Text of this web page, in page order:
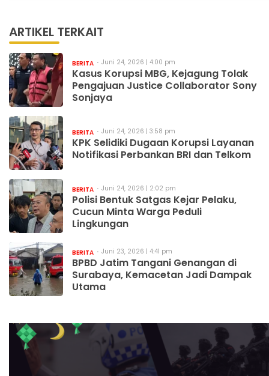
ARTIKEL TERKAIT
BERITA Juni 24, 2026 | 4:00 pm
Kasus Korupsi MBG, Kejagung Tolak
Pengajuan Justice Collaborator Sony
Sonjaya
BERITA Juni 24, 2026 | 3:58 pm
KPK Selidiki Dugaan Korupsi Layanan
Notifikasi Perbankan BRI dan Telkom
BERITA Juni 24, 2026 | 2:02 pm
Polisi Bentuk Satgas Kejar Pelaku,
Cucun Minta Warga Peduli
Lingkungan
BERITA Juni 23, 2026 | 4:41 pm
BPBD Jatim Tangani Genangan di
Surabaya, Kemacetan Jadi Dampak
Utama